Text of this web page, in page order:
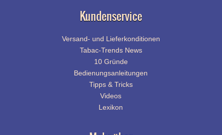
Kundenservice
Versand- und Lieferkonditionen
Tabac-Trends News
10 Gründe
Bedienungsanleitungen
Tipps & Tricks
Videos
Lexikon